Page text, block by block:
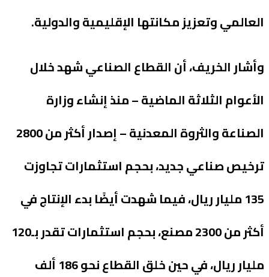
العالمي وتعزيز مكانتها الإقليمية والدولية.
وأشار الخريف، أن القطاع الصناعي شهد خلال
الأعوام الثلاثة الماضية – منذ إنشاء وزارة
الصناعة والثروة المعدنية – إصدار أكثر من 2800
ترخيص صناعي جديد، بحجم استثمارات تجاوزت
135 مليار ريال، فيما شهدت أيضًا بدء الإنتاج في
أكثر من 2300 مصنع، بحجم استثمارات تقدر بـ120
مليار ريال، في حين خلق القطاع نحو 186 ألف